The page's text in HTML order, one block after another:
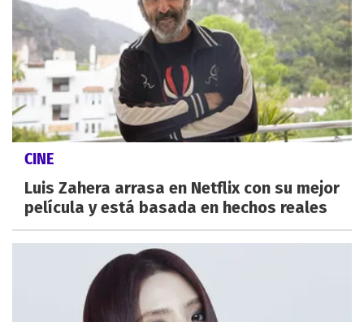
CINE
Luis Zahera arrasa en Netflix con su mejor
película y está basada en hechos reales